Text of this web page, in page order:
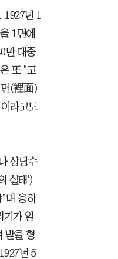
1927년 1
1면에
만 대중
또 "고
면(裡面)
라고도
상당수
실태')
"며 응하
기가 일
받을 형
년 5